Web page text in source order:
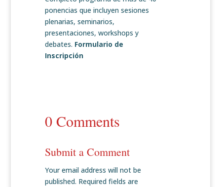
ponencias que incluyen sesiones
plenarias, seminarios,
presentaciones, workshops y
debates. Formulario de
Inscripción
0 Comments
Submit a Comment
Your email address will not be
published. Required fields are